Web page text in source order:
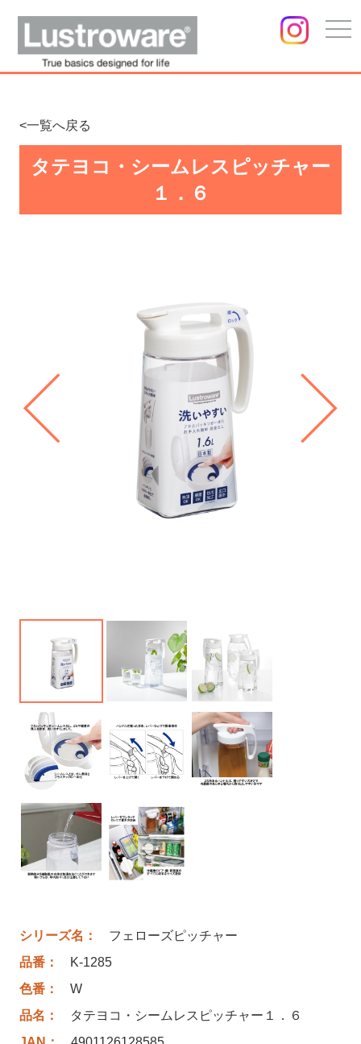
<一覧へ戻る
タテヨコ・シームレスピッチャー
１．６
シリーズ名：
フェローズピッチャー
品番：
K-1285
色番：
W
品名：
タテヨコ・シームレスピッチャー１．６